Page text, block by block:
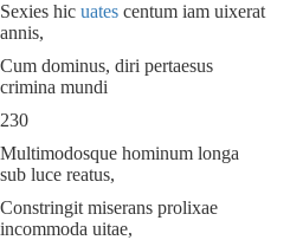
Sexies hic uates centum iam uixerat
annis,
Cum dominus, diri pertaesus
crimina mundi
230
Multimodosque hominum longa
sub luce reatus,
Constringit miserans prolixae
incommoda uitae,